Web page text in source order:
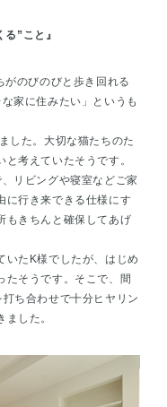
”こと』
のびのびと歩き回れる
家に住みたい」というも
した。大切な猫たちのた
考えていたそうです。
リビングや寝室などご家
に行き来できる仕様にす
もきちんと確保してあげ
いたK様でしたが、はじめ
たそうです。そこで、間
ち合わせで十分ヒヤリン
した。